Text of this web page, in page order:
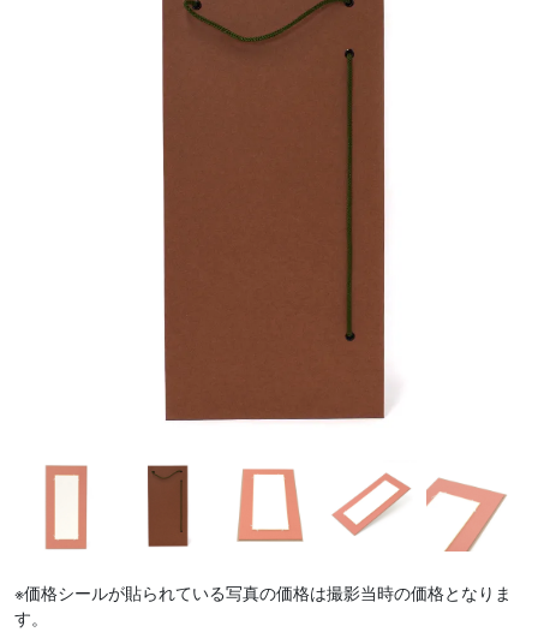
※価格シールが貼られている写真の価格は撮影当時の価格となりま
す。